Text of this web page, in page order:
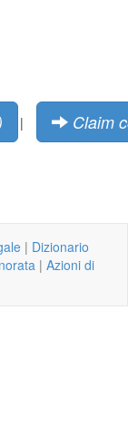
| Claim
| Dizionario
| Azioni di